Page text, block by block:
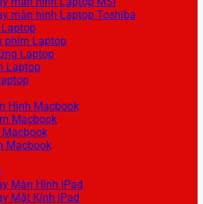
màn hình Laptop Toshiba
phím Laptop
Laptop
Laptop
Hình Macbook
Macbook
Macbook
Màn Hình iPad
Mặt Kính iPad